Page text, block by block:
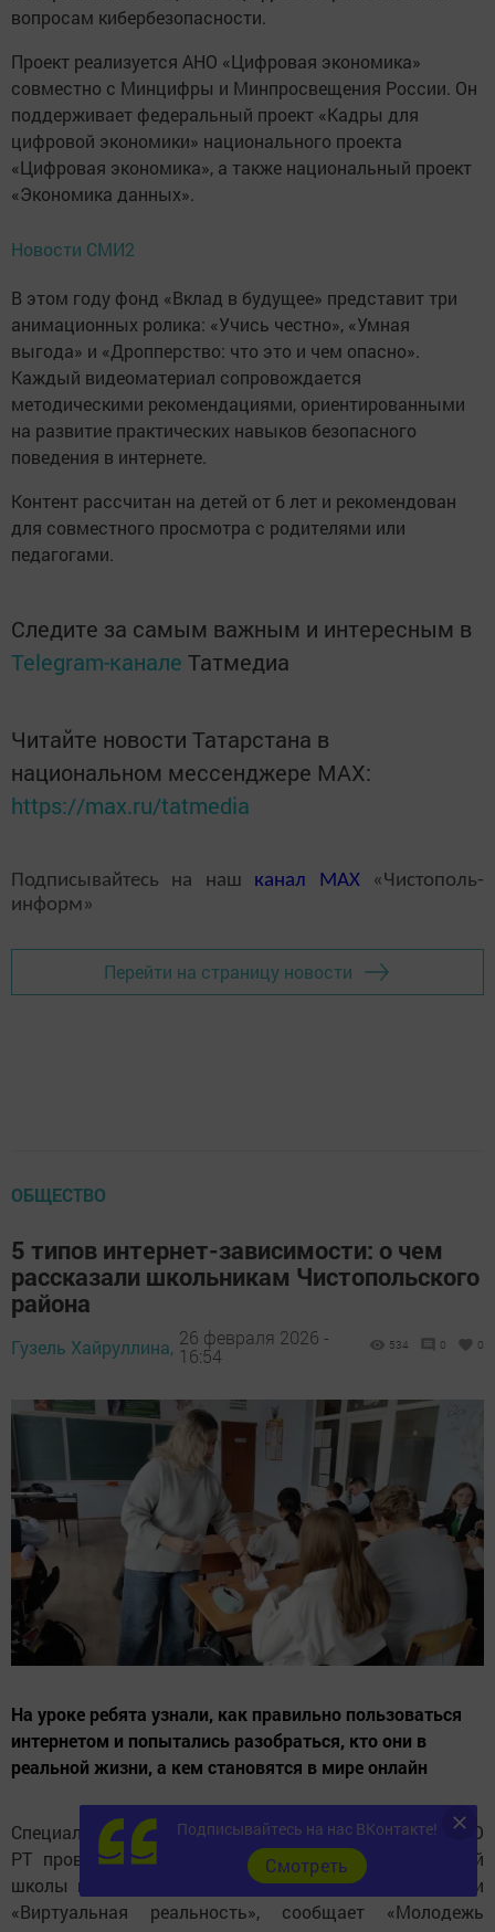
вопросам кибербезопасности.
Проект реализуется АНО «Цифровая экономика»
совместно с Минцифры и Минпросвещения России. Он
поддерживает федеральный проект «Кадры для
цифровой экономики» национального проекта
«Цифровая экономика», а также национальный проект
«Экономика данных».
Новости СМИ2
В этом году фонд «Вклад в будущее» представит три
анимационных ролика: «Учись честно», «Умная
выгода» и «Дропперство: что это и чем опасно».
Каждый видеоматериал сопровождается
методическими рекомендациями, ориентированными
на развитие практических навыков безопасного
поведения в интернете.
Контент рассчитан на детей от 6 лет и рекомендован
для совместного просмотра с родителями или
педагогами.
Следите за самым важным и интересным в
Telegram-канале Татмедиа
Читайте новости Татарстана в
национальном мессенджере MАХ:
https://max.ru/tatmedia
Подписывайтесь на наш канал MAX«Чистополь-
информ»
Перейти на страницу новости
ОБЩЕСТВО
5 типов интернет-зависимости: о чем
рассказали школьникам Чистопольского
района
Гузель Хайруллина, 26 февраля 2026 -
16:54
534 0 0
На уроке ребята узнали, как правильно пользоваться
интернетом и попытались разобраться, кто они в
реальной жизни, а кем становятся в мире онлайн
Специалисты Чистопольского отделения АМО
РТ провели для учащихся Чистопольско-Высельской
школы интерактивное занятие по медиабезопасности
«Виртуальная реальность», сообщает «Молодежь
Подписывайтесь на нас ВКонтакте!
Cмотреть